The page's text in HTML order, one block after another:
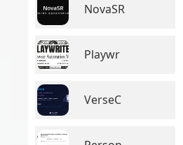
NovaSR
Playwr
VerseC